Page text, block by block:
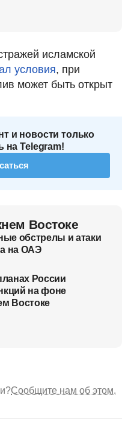
исламской
условия, при
может быть открыт
и новости только
на Telegram!
Востоке
обстрелы и атаки
на ОАЭ
России
на фоне
Востоке
Сообщите нам об этом.